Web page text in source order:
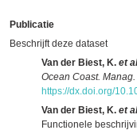
Publicatie
Beschrijft deze dataset
Van der Biest, K. et
Ocean Coast.
https://dx.doi.org/
Van der Biest, K. et
Functionele